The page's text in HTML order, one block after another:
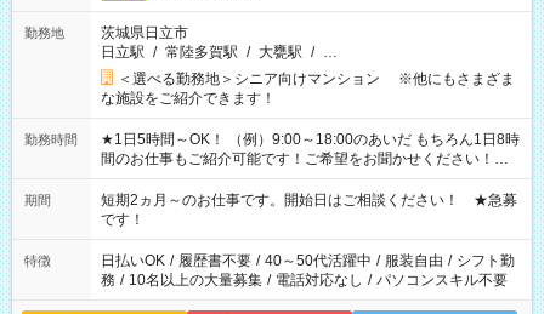
勤務地
茨城県日立市
日立駅 / 常陸多賀駅 / 大甕駅 / …
＜選べる勤務地＞シニア向けマンション ※他にもさまざま
な施設をご紹介できます！
勤務時間
★1日5時間～OK！ （例）9:00～18:00のあいだ もちろん1日8時
間のお仕事もご紹介可能です！ご希望をお聞かせください！★
家庭の都合でお休みが必要な場合も遠慮なくご相談ください。
※週最低15時間以上の勤務が必要です
期間
短期2ヵ月～のお仕事です。開始日はご相談ください！ ★急募
です！
特徴 日払いOK / 履歴書不要 / 40～50代活躍中 / 服装自由 / シフト勤
務 / 10名以上の大量募集 / 電話対応なし / パソコンスキル不要